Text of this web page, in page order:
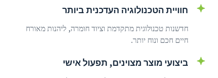
חוויית הטכנולוגיה העדכנית ביותר
חדשנות טכנולוגית מתקדמת וציוד חומרה, ליהנות מאורח
חיים חכם ונוח יותר.
ביצועי מוצר מצוינים, תפעול אישי